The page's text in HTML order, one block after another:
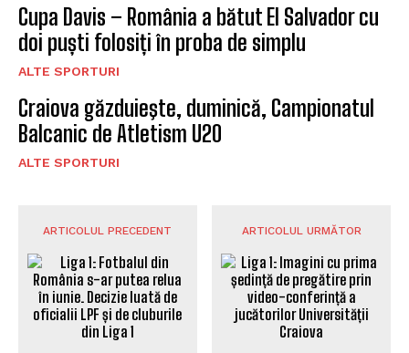
Cupa Davis – România a bătut El Salvador cu
doi puști folosiți în proba de simplu
ALTE SPORTURI
Craiova găzduieşte, duminică, Campionatul
Balcanic de Atletism U20
ALTE SPORTURI
ARTICOLUL PRECEDENT ARTICOLUL URMĂTOR